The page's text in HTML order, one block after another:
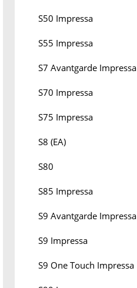
S50 Impressa
S55 Impressa
S7 Avantgarde Impressa
S70 Impressa
S75 Impressa
S8 (EA)
S80
S85 Impressa
S9 Avantgarde Impressa
S9 Impressa
S9 One Touch Impressa